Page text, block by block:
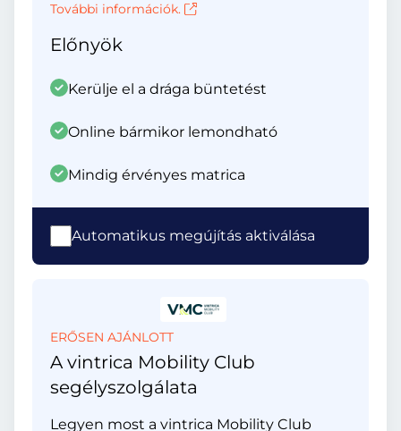
További információk.
Előnyök
Kerülje el a drága büntetést
Online bármikor lemondható
Mindig érvényes matrica
Automatikus megújítás aktiválása
ERŐSEN AJÁNLOTT
A vintrica Mobility Club
segélyszolgálata
Legyen most a vintrica Mobility Club